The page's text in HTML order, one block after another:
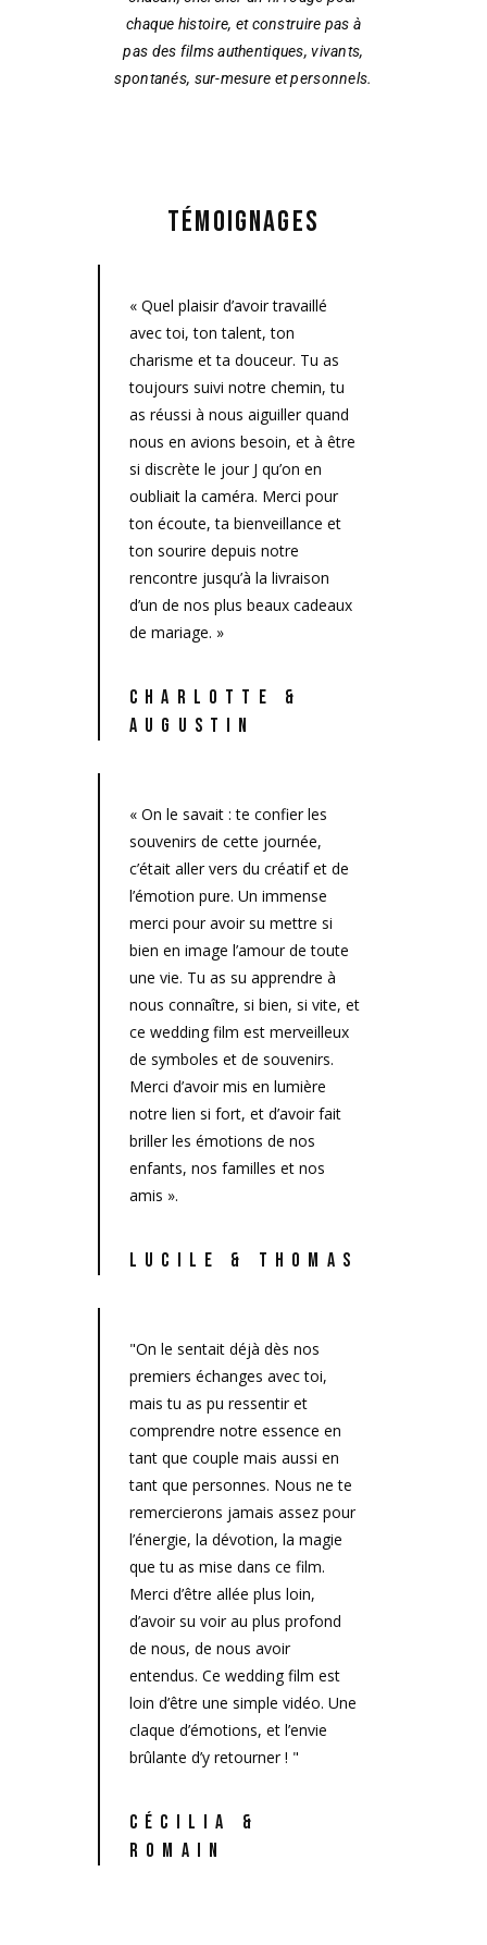
chaque histoire, et construire pas à
pas des films authentiques, vivants,
spontanés, sur-mesure et personnels.
TÉMOIGNAGES
« Quel plaisir d’avoir travaillé
avec toi, ton talent, ton
charisme et ta douceur. Tu as
toujours suivi notre chemin, tu
as réussi à nous aiguiller quand
nous en avions besoin, et à être
si discrète le jour J qu’on en
oubliait la caméra. Merci pour
ton écoute, ta bienveillance et
ton sourire depuis notre
rencontre jusqu’à la livraison
d’un de nos plus beaux cadeaux
de mariage. »
CHARLOTTE &
AUGUSTIN
« On le savait : te confier les
souvenirs de cette journée,
c’était aller vers du créatif et de
l’émotion pure. Un immense
merci pour avoir su mettre si
bien en image l’amour de toute
une vie. Tu as su apprendre à
nous connaître, si bien, si vite, et
ce wedding film est merveilleux
de symboles et de souvenirs.
Merci d’avoir mis en lumière
notre lien si fort, et d’avoir fait
briller les émotions de nos
enfants, nos familles et nos
amis ».
LUCILE & THOMAS
"On le sentait déjà dès nos
premiers échanges avec toi,
mais tu as pu ressentir et
comprendre notre essence en
tant que couple mais aussi en
tant que personnes. Nous ne te
remercierons jamais assez pour
l’énergie, la dévotion, la magie
que tu as mise dans ce film.
Merci d’être allée plus loin,
d’avoir su voir au plus profond
de nous, de nous avoir
entendus. Ce wedding film est
loin d’être une simple vidéo. Une
claque d’émotions, et l’envie
brûlante d’y retourner ! "
CÉCILIA &
ROMAIN